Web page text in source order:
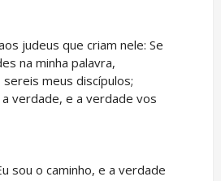
judeus que criam nele: Se
na minha palavra,
meus discípulos;
verdade, e a verdade vos
sou o caminho, e a verdade